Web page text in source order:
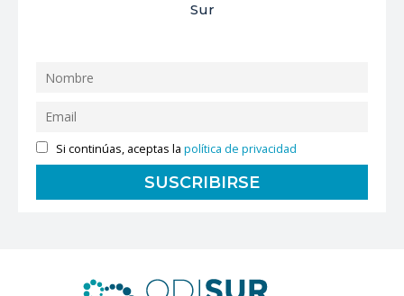
Sur
Si continúas, aceptas lapolítica de privacidad